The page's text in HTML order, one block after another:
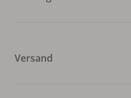
Versand